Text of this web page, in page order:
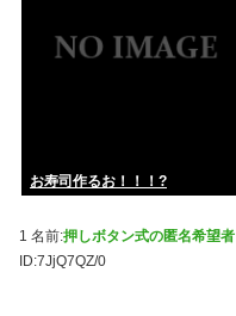
お寿司作るお！！！?
1 名前:押しボタン式の匿名希望者
ID:7JjQ7QZ/0